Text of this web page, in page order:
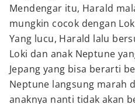
Mendengar itu, Harald
mungkin cocok dengan
Yang lucu, Harald lalu
Loki dan anak Neptune
Jepang yang bisa berarti
Neptune langsung marah
anaknya nanti tidak akan